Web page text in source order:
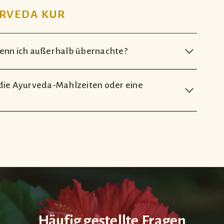
KUR
ich außerhalb übernachte?
die Übernachtungen und eventuelle weitere
sind. In der Ayurveda Shunyata Villa
Kurtage – die Übernachtungen sind dabei
Ayurveda-Mahlzeiten oder eine
ab.
einzeln berechnet. Informationen zu Preisen